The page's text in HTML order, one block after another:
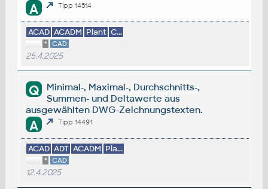
A Tipp 14514
ACAD ACADM Plant C...
* CAD
25.4.2025
Q
Minimal-, Maximal-, Durchschnitts-,
Summen- und Deltawerte aus
ausgewählten DWG-Zeichnungstexten.
A Tipp 14491
ACAD ADT ACADM Pla...
* CAD
12.4.2025